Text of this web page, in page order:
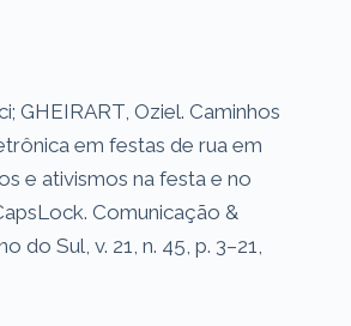
GHEIRART, Oziel. Caminhos
em festas de rua em
e ativismos na festa e no
Comunicação &
do Sul, v. 21, n. 45, p. 3–21,